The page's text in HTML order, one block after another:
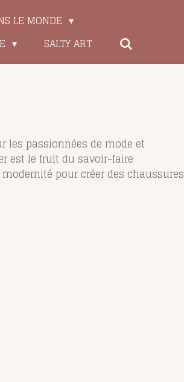
LE MONDE
SALTY ART
les passionnées de mode et
est le fruit du savoir-faire
pour créer des chaussures